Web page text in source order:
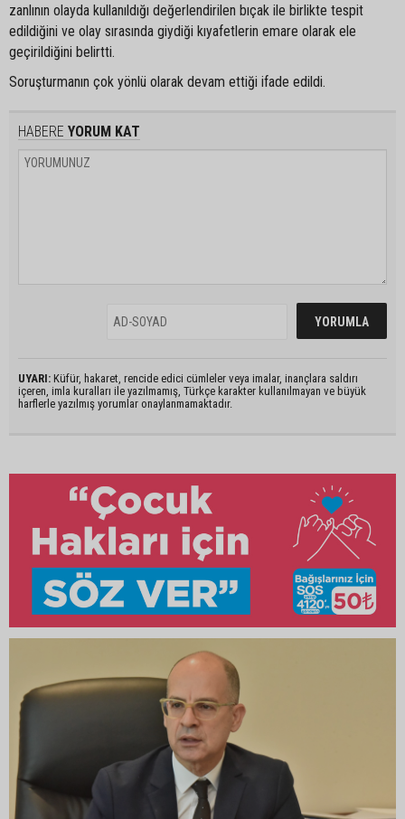
zanlının olayda kullanıldığı değerlendirilen bıçak ile birlikte tespit
edildiğini ve olay sırasında giydiği kıyafetlerin emare olarak ele
geçirildiğini belirtti.
Soruşturmanın çok yönlü olarak devam ettiği ifade edildi.
HABERE YORUM KAT
UYARI: Küfür, hakaret, rencide edici cümleler veya imalar, inançlara saldırı
içeren, imla kuralları ile yazılmamış, Türkçe karakter kullanılmayan ve büyük
harflerle yazılmış yorumlar onaylanmamaktadır.